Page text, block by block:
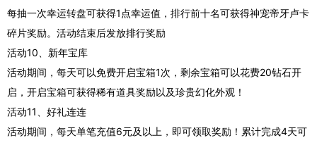
每抽一次幸运转盘可获得1点幸运值，排行前十名可获得神宠帝牙卢卡
碎片奖励。活动结束后发放排行奖励
活动10、新年宝库
活动期间，每天可以免费开启宝箱1次，剩余宝箱可以花费20钻石开
启，开启宝箱可获得稀有道具奖励以及珍贵幻化外观！
活动11、好礼连连
活动期间，每天单笔充值6元及以上，即可领取奖励！累计完成4天可